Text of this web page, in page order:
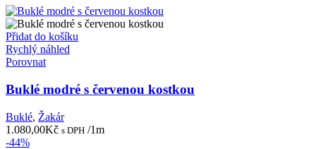
Přidat do košíku
Rychlý náhled
Porovnat
Buklé modré s červenou kostkou
Buklé, Žakár
1.080,00Kč s DPH /1m
-44%